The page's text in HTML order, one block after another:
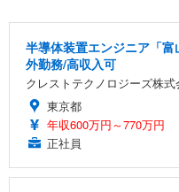
半導体装置エンジニア「
外勤務/高収入可
クレストテクノロジーズ株式
東京都
年収600万円～770万円
正社員